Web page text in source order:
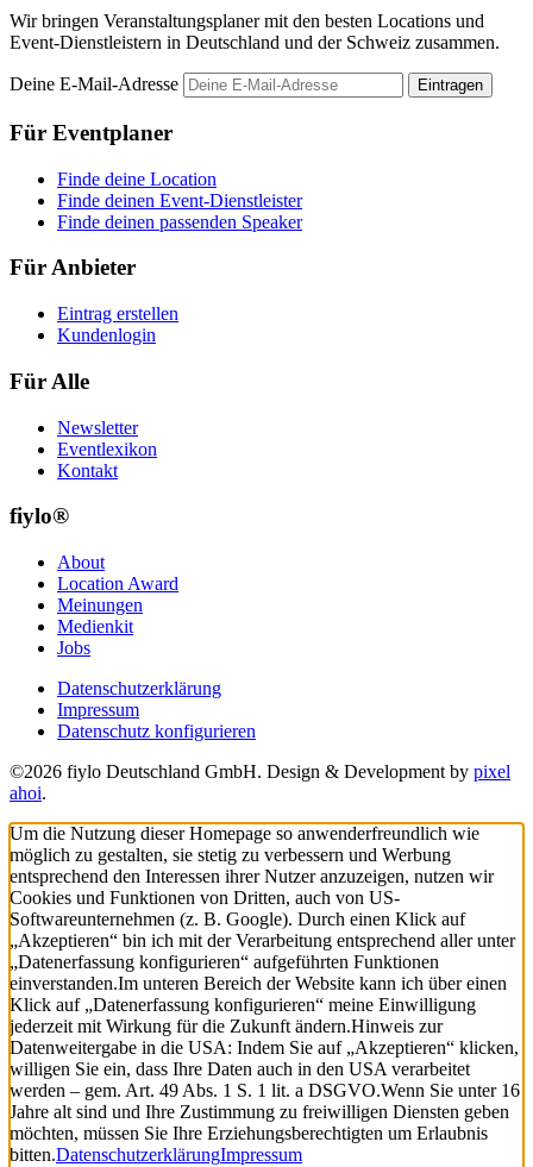
Wir bringen Veranstaltungsplaner mit den besten Locations und
Event-Dienstleistern in Deutschland und der Schweiz zusammen.
Deine E-Mail-Adresse Eintragen
Für Eventplaner
Finde deine Location
Finde deinen Event-Dienstleister
Finde deinen passenden Speaker
Für Anbieter
Eintrag erstellen
Kundenlogin
Für Alle
Newsletter
Eventlexikon
Kontakt
fiylo®
About
Location Award
Meinungen
Medienkit
Jobs
Datenschutzerklärung
Impressum
Datenschutz konfigurieren
©2026 fiylo Deutschland GmbH. Design & Development by pixel
ahoi.
Um die Nutzung dieser Homepage so anwenderfreundlich wie
möglich zu gestalten, sie stetig zu verbessern und Werbung
entsprechend den Interessen ihrer Nutzer anzuzeigen, nutzen wir
Cookies und Funktionen von Dritten, auch von US-
Softwareunternehmen (z. B. Google). Durch einen Klick auf
„Akzeptieren“ bin ich mit der Verarbeitung entsprechend aller unter
„Datenerfassung konfigurieren“ aufgeführten Funktionen
einverstanden.Im unteren Bereich der Website kann ich über einen
Klick auf „Datenerfassung konfigurieren“ meine Einwilligung
jederzeit mit Wirkung für die Zukunft ändern.Hinweis zur
Datenweitergabe in die USA: Indem Sie auf „Akzeptieren“ klicken,
willigen Sie ein, dass Ihre Daten auch in den USA verarbeitet
werden – gem. Art. 49 Abs. 1 S. 1 lit. a DSGVO.Wenn Sie unter 16
Jahre alt sind und Ihre Zustimmung zu freiwilligen Diensten geben
möchten, müssen Sie Ihre Erziehungsberechtigten um Erlaubnis
bitten.DatenschutzerklärungImpressum